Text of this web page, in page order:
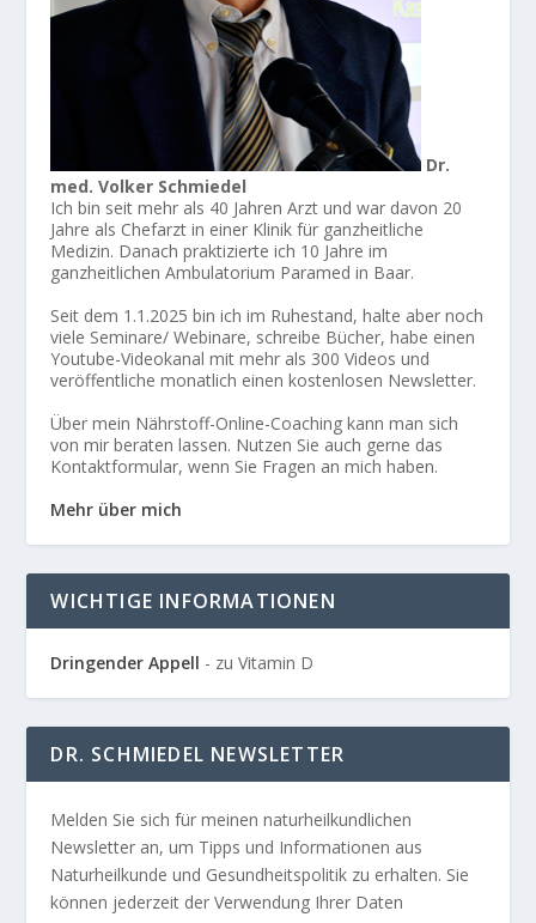
Dr.
med. Volker Schmiedel
Ich bin seit mehr als 40 Jahren Arzt und war davon 20
Jahre als Chefarzt in einer Klinik für ganzheitliche
Medizin. Danach praktizierte ich 10 Jahre im
ganzheitlichen Ambulatorium Paramed in Baar.
Seit dem 1.1.2025 bin ich im Ruhestand, halte aber noch
viele Seminare/ Webinare, schreibe Bücher, habe einen
Youtube-Videokanal mit mehr als 300 Videos und
veröffentliche monatlich einen kostenlosen Newsletter.
Über mein Nährstoff-Online-Coaching kann man sich
von mir beraten lassen. Nutzen Sie auch gerne das
Kontaktformular, wenn Sie Fragen an mich haben.
Mehr über mich
WICHTIGE INFORMATIONEN
Dringender Appell - zu Vitamin D
DR. SCHMIEDEL NEWSLETTER
Melden Sie sich für meinen naturheilkundlichen
Newsletter an, um Tipps und Informationen aus
Naturheilkunde und Gesundheitspolitik zu erhalten. Sie
können jederzeit der Verwendung Ihrer Daten